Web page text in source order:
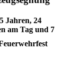
Jahren, 24
am Tag und 7